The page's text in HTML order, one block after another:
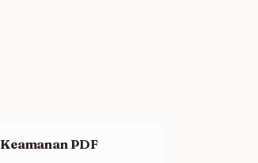
Keamanan PDF